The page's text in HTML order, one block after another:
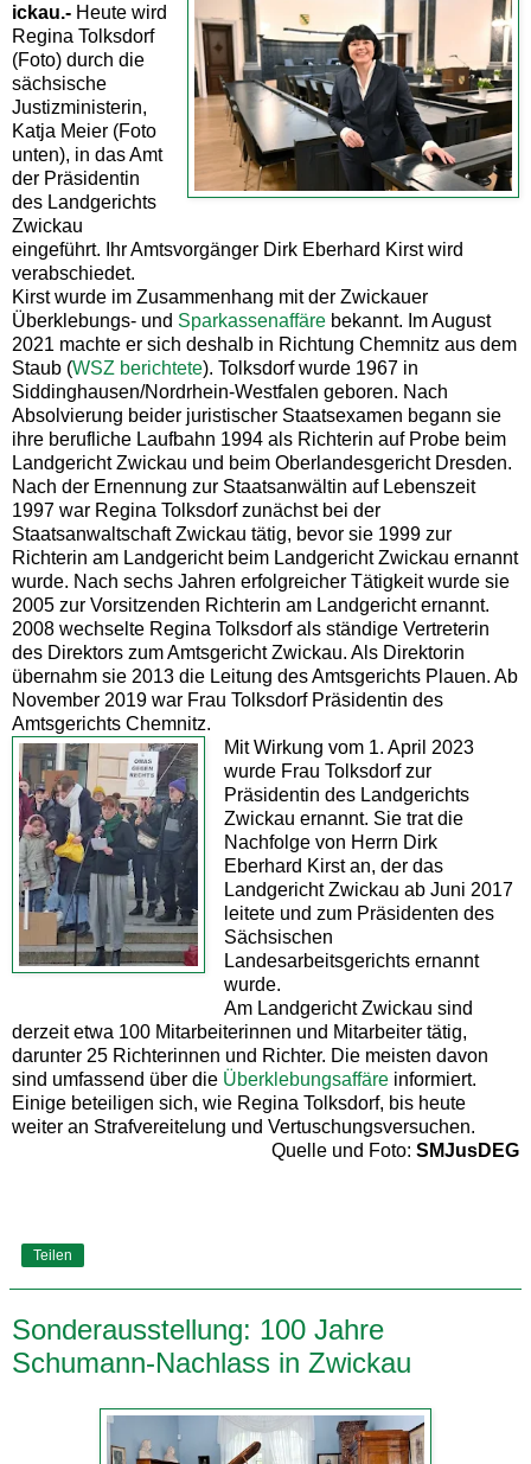
ickau.- Heute wird
Regina Tolksdorf
(Foto) durch die
sächsische
Justizministerin,
Katja Meier (Foto
unten), in das Amt
der Präsidentin
des Landgerichts
Zwickau
eingeführt. Ihr Amtsvorgänger Dirk Eberhard Kirst wird
verabschiedet.
Kirst wurde im Zusammenhang mit der Zwickauer
Überklebungs- und Sparkassenaffäre bekannt. Im August
2021 machte er sich deshalb in Richtung Chemnitz aus dem
Staub (WSZ berichtete). Tolksdorf wurde 1967 in
Siddinghausen/Nordrhein-Westfalen geboren. Nach
Absolvierung beider juristischer Staatsexamen begann sie
ihre berufliche Laufbahn 1994 als Richterin auf Probe beim
Landgericht Zwickau und beim Oberlandesgericht Dresden.
Nach der Ernennung zur Staatsanwältin auf Lebenszeit
1997 war Regina Tolksdorf zunächst bei der
Staatsanwaltschaft Zwickau tätig, bevor sie 1999 zur
Richterin am Landgericht beim Landgericht Zwickau ernannt
wurde. Nach sechs Jahren erfolgreicher Tätigkeit wurde sie
2005 zur Vorsitzenden Richterin am Landgericht ernannt.
2008 wechselte Regina Tolksdorf als ständige Vertreterin
des Direktors zum Amtsgericht Zwickau. Als Direktorin
übernahm sie 2013 die Leitung des Amtsgerichts Plauen. Ab
November 2019 war Frau Tolksdorf Präsidentin des
Amtsgerichts Chemnitz.
Mit Wirkung vom 1. April 2023
wurde Frau Tolksdorf zur
Präsidentin des Landgerichts
Zwickau ernannt. Sie trat die
Nachfolge von Herrn Dirk
Eberhard Kirst an, der das
Landgericht Zwickau ab Juni 2017
leitete und zum Präsidenten des
Sächsischen
Landesarbeitsgerichts ernannt
wurde.
Am Landgericht Zwickau sind
derzeit etwa 100 Mitarbeiterinnen und Mitarbeiter tätig,
darunter 25 Richterinnen und Richter. Die meisten davon
sind umfassend über die Überklebungsaffäre informiert.
Einige beteiligen sich, wie Regina Tolksdorf, bis heute
weiter an Strafvereitelung und Vertuschungsversuchen.
Quelle und Foto: SMJusDEG
Teilen
Sonderausstellung: 100 Jahre
Schumann-Nachlass in Zwickau